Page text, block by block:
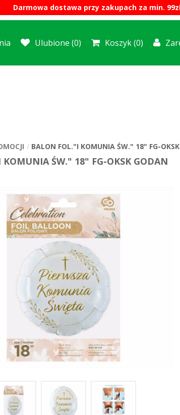
Darmowa dostawa przy zakupach za min.
Ulubione (0) Koszyk (0)
BALON FOL."I KOMUNIA ŚW." 18" FG-
ŚW." 18" FG-OKSK GODAN